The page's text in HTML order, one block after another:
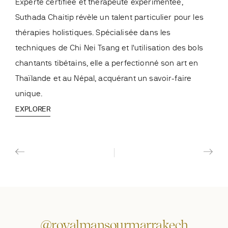
Experte certifiée et thérapeute expérimentée,
Suthada Chaitip révèle un talent particulier pour les
thérapies holistiques. Spécialisée dans les
techniques de Chi Nei Tsang et l'utilisation des bols
chantants tibétains, elle a perfectionné son art en
Thaïlande et au Népal, acquérant un savoir-faire
unique.
EXPLORER
@royalmansourmarrakech